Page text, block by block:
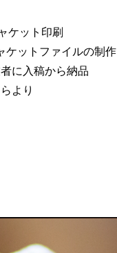
ケット印刷
ケットファイルの制作
に入稿から納品
より